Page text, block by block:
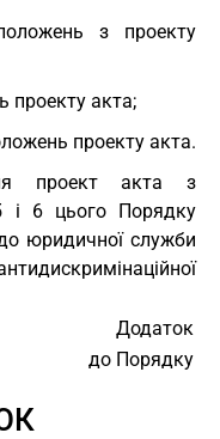
з проекту
проекту акта;
проекту акта.
проект акта з
і 6 цього Порядку
юридичної служби
Додаток
до Порядку